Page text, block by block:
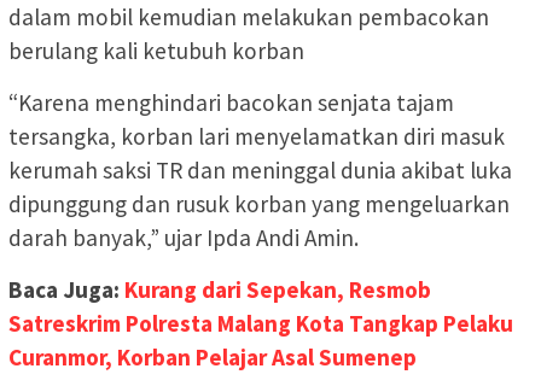
dalam mobil kemudian melakukan pembacokan
berulang kali ketubuh korban
“Karena menghindari bacokan senjata tajam
tersangka, korban lari menyelamatkan diri masuk
kerumah saksi TR dan meninggal dunia akibat luka
dipunggung dan rusuk korban yang mengeluarkan
darah banyak,” ujar Ipda Andi Amin.
Baca Juga: Kurang dari Sepekan, Resmob
Satreskrim Polresta Malang Kota Tangkap Pelaku
Curanmor, Korban Pelajar Asal Sumenep